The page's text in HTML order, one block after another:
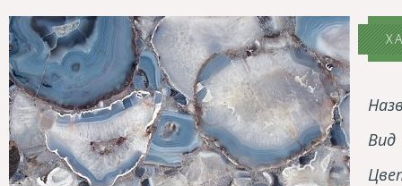
Вид